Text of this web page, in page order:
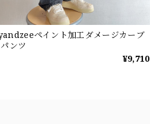
ペイント加工ダメージカーブ
ンツ
¥9,710